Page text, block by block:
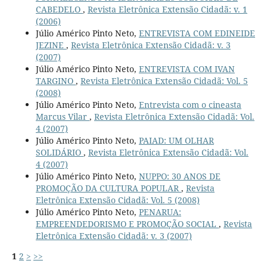
CABEDELO , Revista Eletrônica Extensão Cidadã: v. 1
(2006)
Júlio Américo Pinto Neto, ENTREVISTA COM EDINEIDE
JEZINE , Revista Eletrônica Extensão Cidadã: v. 3
(2007)
Júlio Américo Pinto Neto, ENTREVISTA COM IVAN
TARGINO , Revista Eletrônica Extensão Cidadã: Vol. 5
(2008)
Júlio Américo Pinto Neto, Entrevista com o cineasta
Marcus Vilar , Revista Eletrônica Extensão Cidadã: Vol.
4 (2007)
Júlio Américo Pinto Neto, PAIAD: UM OLHAR
SOLIDÁRIO , Revista Eletrônica Extensão Cidadã: Vol.
4 (2007)
Júlio Américo Pinto Neto, NUPPO: 30 ANOS DE
PROMOÇÃO DA CULTURA POPULAR , Revista
Eletrônica Extensão Cidadã: Vol. 5 (2008)
Júlio Américo Pinto Neto, PENARUA:
EMPREENDEDORISMO E PROMOÇÃO SOCIAL , Revista
Eletrônica Extensão Cidadã: v. 3 (2007)
1 2 > >>